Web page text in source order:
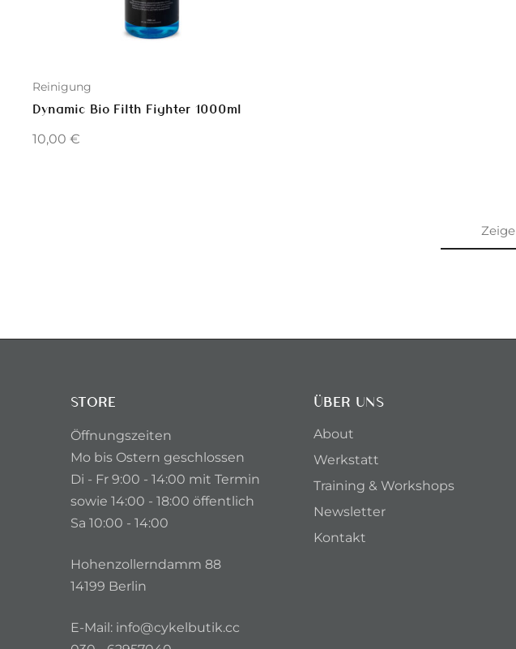
Reinigung
Dynamic Bio Filth Fighter 1000ml
10,00 €
Zeige
STORE
Öffnungszeiten
Mo bis Ostern geschlossen
Di - Fr 9:00 - 14:00 mit Termin
sowie 14:00 - 18:00 öffentlich
Sa 10:00 - 14:00
Hohenzollerndamm 88
14199 Berlin
E-Mail: info@cykelbutik.cc
ÜBER UNS
About
Werkstatt
Training & Workshops
Newsletter
Kontakt